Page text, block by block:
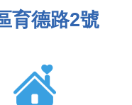
育德路2號